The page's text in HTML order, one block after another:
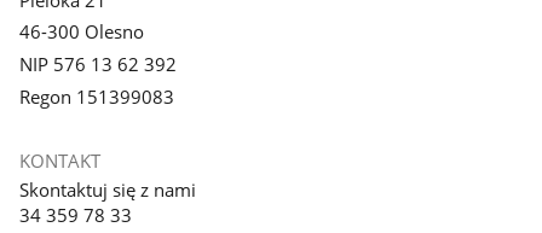
46-300 Olesno
NIP 576 13 62 392
Regon 151399083
KONTAKT
Skontaktuj się z nami
34 359 78 33